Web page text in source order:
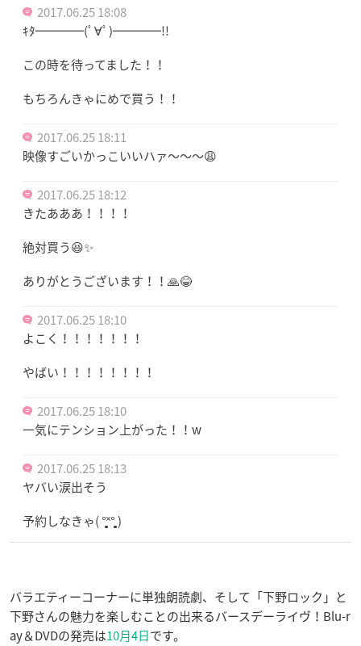
2017.06.25 18:08
ｷﾀ━━━━(ﾟ∀ﾟ)━━━━!!
この時を待ってました！！
もちろんきゃにめで買う！！
2017.06.25 18:11
映像すごいかっこいいハァ〜〜〜😩
2017.06.25 18:12
きたあああ！！！！
絶対買う😆✨
ありがとうございます！！🙏😂
2017.06.25 18:10
よこく！！！！！！！
やばい！！！！！！！！
2017.06.25 18:10
一気にテンション上がった！！w
2017.06.25 18:13
ヤバい涙出そう
予約しなきゃ( °̥̥̥̥̥̥̥̥˟°̥̥̥̥̥̥̥̥ )
バラエティーコーナーに単独朗読劇、そして「下野ロック」と
下野さんの魅力を楽しむことの出来るバースデーライヴ！Blu-r
ay＆DVDの発売は10月4日です。